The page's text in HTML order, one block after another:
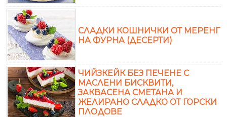
СЛАДКИ КОШНИЧКИ ОТ МЕРЕНГ
НА ФУРНА (ДЕСЕРТИ)
ЧИЙЗКЕЙК БЕЗ ПЕЧЕНЕ С
МАСЛЕНИ БИСКВИТИ,
ЗАКВАСЕНА СМЕТАНА И
ЖЕЛИРАНО СЛАДКО ОТ ГОРСКИ
ПЛОДОВЕ